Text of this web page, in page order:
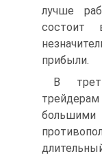
лучше
состоит
прибыли.
В